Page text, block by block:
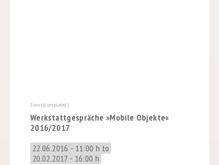
Event (completed)
Werkstattgespräche »Mobile Objekte«
2016/2017
22.06.2016 - 11:00 h to
20.02.2017 - 16:00 h